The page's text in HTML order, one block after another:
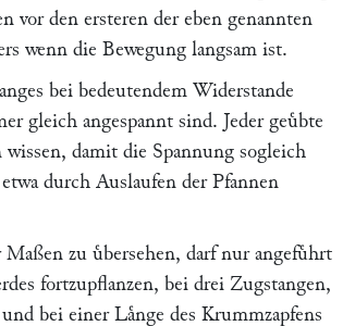
vor den ersteren der eben genannten
wenn die Bewegung langsam ist.
bei bedeutendem Widerstande
gleich angespannt sind. Jeder geuͤbte
damit die Spannung sogleich
durch Auslaufen der Pfannen
zu uͤbersehen, darf nur angefuͤhrt
fortzupflanzen, bei drei Zugstangen,
bei einer Laͤnge des Krummzapfens